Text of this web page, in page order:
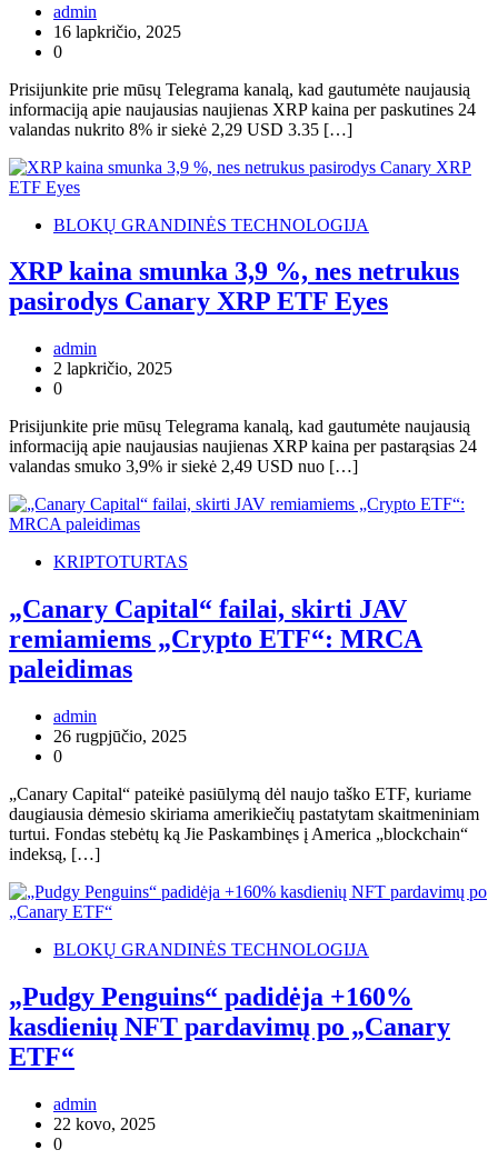
admin
16 lapkričio, 2025
0
Prisijunkite prie mūsų Telegrama kanalą, kad gautumėte naujausią
informaciją apie naujausias naujienas XRP kaina per paskutines 24
valandas nukrito 8% ir siekė 2,29 USD 3.35 […]
BLOKŲ GRANDINĖS TECHNOLOGIJA
XRP kaina smunka 3,9 %, nes netrukus
pasirodys Canary XRP ETF Eyes
admin
2 lapkričio, 2025
0
Prisijunkite prie mūsų Telegrama kanalą, kad gautumėte naujausią
informaciją apie naujausias naujienas XRP kaina per pastarąsias 24
valandas smuko 3,9% ir siekė 2,49 USD nuo […]
KRIPTOTURTAS
„Canary Capital“ failai, skirti JAV
remiamiems „Crypto ETF“: MRCA
paleidimas
admin
26 rugpjūčio, 2025
0
„Canary Capital“ pateikė pasiūlymą dėl naujo taško ETF, kuriame
daugiausia dėmesio skiriama amerikiečių pastatytam skaitmeniniam
turtui. Fondas stebėtų ką Jie Paskambinęs į America „blockchain“
indeksą, […]
BLOKŲ GRANDINĖS TECHNOLOGIJA
„Pudgy Penguins“ padidėja +160%
kasdienių NFT pardavimų po „Canary
ETF“
admin
22 kovo, 2025
0